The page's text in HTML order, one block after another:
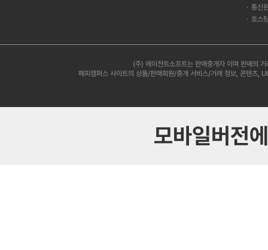
통신
호스
(주) 에이전트소프트는 판매중개자 이며 판매의
해피캠퍼스 사이트의 상품/판매회원/중개 서비스/거래 정보, 콘텐츠,
모바일버전